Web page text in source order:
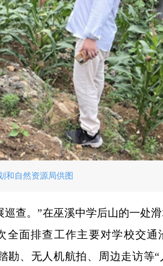
和自然资源局供图
查。”在巫溪中学后山的一处
面排查工作主要对学校交通
勘、无人机航拍、周边走访等“